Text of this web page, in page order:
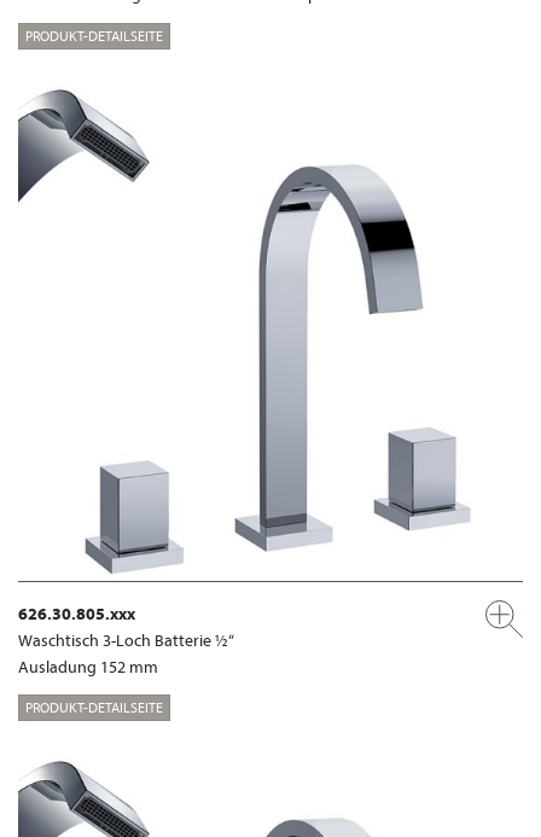
PRODUKT-DETAILSEITE
626.30.805.xxx
Waschtisch 3-Loch Batterie ½“
Ausladung 152 mm
PRODUKT-DETAILSEITE